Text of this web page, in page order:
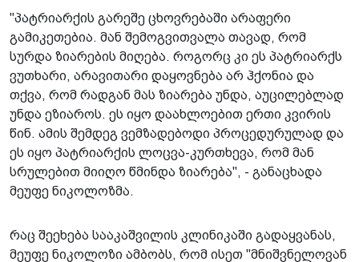
"პატრიარქის გარეშე ცხოვრებაში არაფერი
გამიკეთებია. მან შემოგვითვალა თავად, რომ
სურდა ზიარების მიღება. როგორც კი ეს პატრიარქს
ვუთხარი, არავითარი დაყოვნება არ ჰქონია და
თქვა, რომ რადგან მას ზიარება უნდა, აუცილებლად
უნდა ეზიაროს. ეს იყო დაახლოებით ერთი კვირის
წინ. ამის შემდეგ ვემზადებოდი პროცედურულად და
ეს იყო პატრიარქის ლოცვა-კურთხევა, რომ მან
სრულებით მიიღო წმინდა ზიარება", - განაცხადა
მეუფე ნიკოლოზმა.
რაც შეეხება სააკაშვილის კლინიკაში გადაყვანას,
მეუფე ნიკოლოზი ამბობს, რომ ისეთ "მნიშვნელოვან